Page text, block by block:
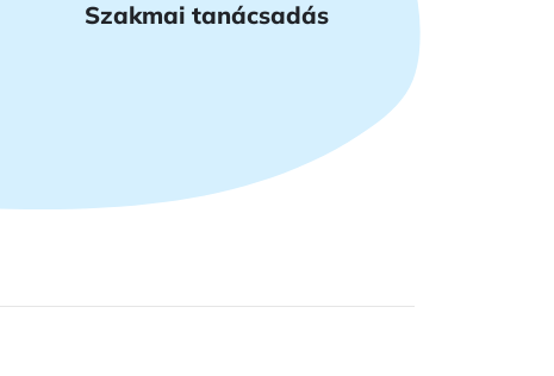
Szakmai tanácsadás